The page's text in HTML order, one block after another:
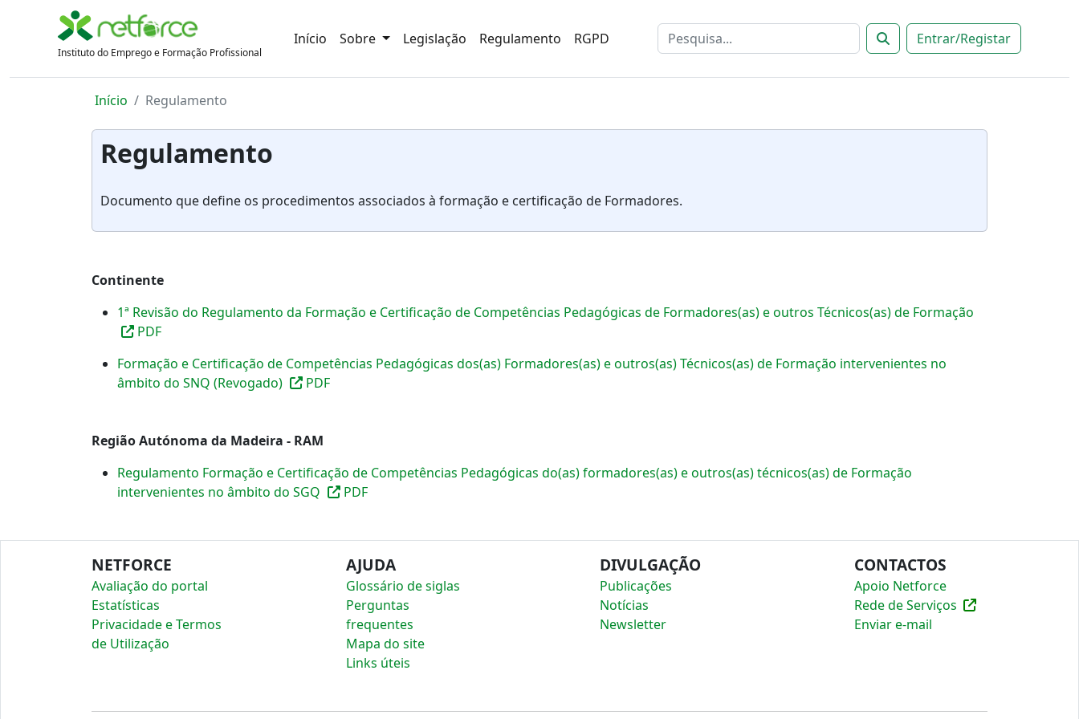
Instituto do Emprego e Formação Profissional
Início Sobre Legislação Regulamento RGPD Entrar/Registar
Início Regulamento
Regulamento
Documento que define os procedimentos associados à formação e certificação de Formadores.
Continente
1ª Revisão do Regulamento da Formação e Certificação de Competências Pedagógicas de Formadores(as) e outros Técnicos(as) de Formação
PDF
Formação e Certificação de Competências Pedagógicas dos(as) Formadores(as) e outros(as) Técnicos(as) de Formação intervenientes no
âmbito do SNQ (Revogado)
PDF
Região Autónoma da Madeira - RAM
Regulamento Formação e Certificação de Competências Pedagógicas do(as) formadores(as) e outros(as) técnicos(as) de Formação
intervenientes no âmbito do SGQ
PDF
NETFORCE
Avaliação do portal
Estatísticas
Privacidade e Termos
de Utilização
AJUDA
Glossário de siglas
Perguntas
frequentes
Mapa do site
Links úteis
DIVULGAÇÃO
Publicações
Notícias
Newsletter
CONTACTOS
Apoio Netforce
Rede de Serviços
Enviar e-mail